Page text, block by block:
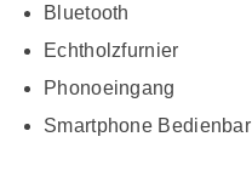
Bluetooth
Echtholzfurnier
Phonoeingang
Smartphone Bedienbar